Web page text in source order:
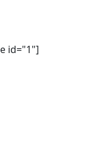
id="1"]